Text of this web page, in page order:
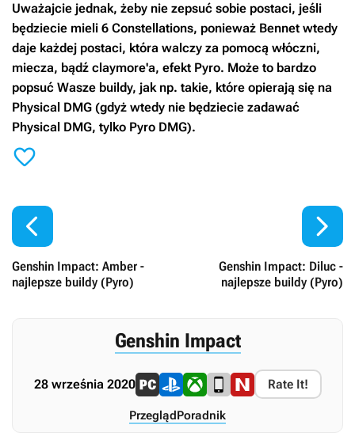
Uważajcie jednak, żeby nie zepsuć sobie postaci, jeśli
będziecie mieli 6 Constellations, ponieważ Bennet wtedy
daje każdej postaci, która walczy za pomocą włóczni,
miecza, bądź claymore'a, efekt Pyro. Może to bardzo
popsuć Wasze buildy, jak np. takie, które opierają się na
Physical DMG (gdyż wtedy nie będziecie zadawać
Physical DMG, tylko Pyro DMG).


Genshin Impact: Amber -
najlepsze buildy (Pyro)
Genshin Impact: Diluc -
najlepsze buildy (Pyro)

Genshin Impact
28 września 2020 Rate It!
PrzeglądPoradnik